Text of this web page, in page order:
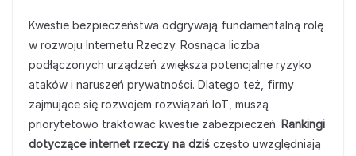
Kwestie bezpieczeństwa odgrywają fundamentalną rolę
w rozwoju Internetu Rzeczy. Rosnąca liczba
podłączonych urządzeń zwiększa potencjalne ryzyko
ataków i naruszeń prywatności. Dlatego też, firmy
zajmujące się rozwojem rozwiązań IoT, muszą
priorytetowo traktować kwestie zabezpieczeń. Rankingi
dotyczące internet rzeczy na dziś często uwzględniają